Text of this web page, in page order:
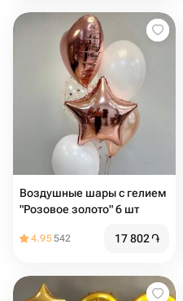
Воздушные шары с гелием
"Розовое золото" 6 шт
4.95542 17 802֏